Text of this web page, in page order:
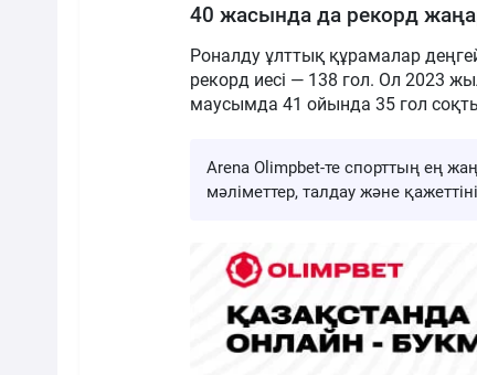
40 жасында да рекорд
Роналду ұлттық құрамалар
рекорд иесі — 138 гол. Ол 2023
маусымда 41 ойында 35 гол
Arena Olimpbet-те спорттың ең
мәліметтер, талдау және